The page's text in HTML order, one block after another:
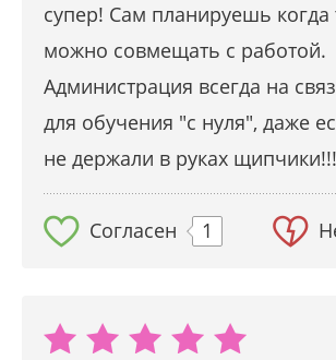
супер! Сам планируешь когда
можно совмещать с работой.
Администрация всегда на
для обучения "с нуля", даже
не держали в руках щипчики!!!
Согласен 1